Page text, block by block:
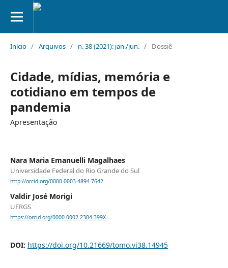
Início / Arquivos / n. 38 (2021): jan./jun. / Dossiê
Cidade, mídias, memória e
cotidiano em tempos de
pandemia
Apresentação
Nara Maria Emanuelli Magalhaes
Universidade Federal do Rio Grande do Sul
http://orcid.org/0000-0003-4894-7642
Valdir José Morigi
UFRGS
https://orcid.org/0000-0002-2304-399X
DOI: https://doi.org/10.21669/tomo.vi38.14945